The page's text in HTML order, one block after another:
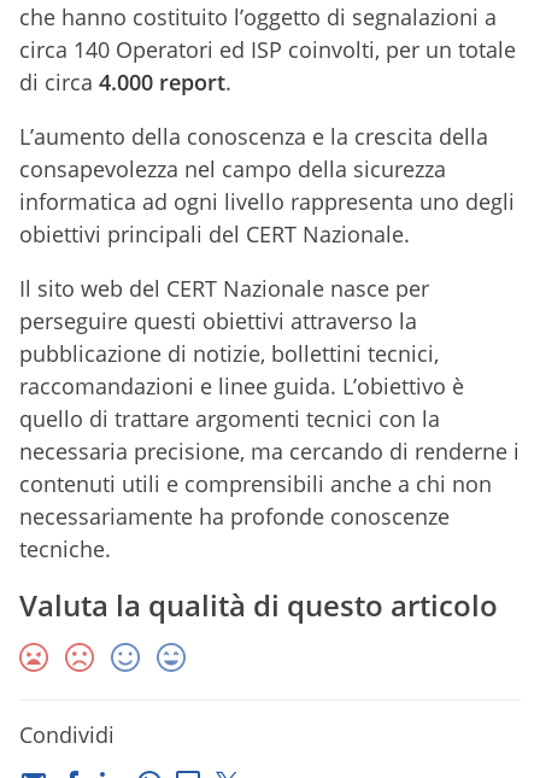
che hanno costituito l’oggetto di segnalazioni a
circa 140 Operatori ed ISP coinvolti, per un totale
di circa 4.000 report.
L’aumento della conoscenza e la crescita della
consapevolezza nel campo della sicurezza
informatica ad ogni livello rappresenta uno degli
obiettivi principali del CERT Nazionale.
Il sito web del CERT Nazionale nasce per
perseguire questi obiettivi attraverso la
pubblicazione di notizie, bollettini tecnici,
raccomandazioni e linee guida. L’obiettivo è
quello di trattare argomenti tecnici con la
necessaria precisione, ma cercando di renderne i
contenuti utili e comprensibili anche a chi non
necessariamente ha profonde conoscenze
tecniche.
Valuta la qualità di questo articolo
Condividi